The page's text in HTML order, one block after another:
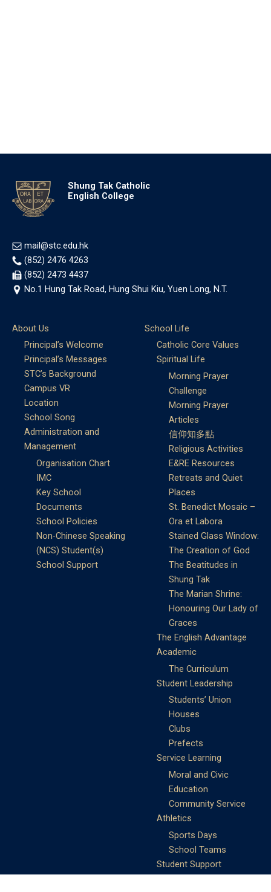
Shung Tak Catholic
English College
mail@stc.edu.hk
(852) 2476 4263
(852) 2473 4437
No.1 Hung Tak Road, Hung Shui Kiu, Yuen Long, N.T.
About Us
Principal’s Welcome
Principal’s Messages
STC’s Background
Campus VR
Location
School Song
Administration and
Management
Organisation Chart
IMC
Key School
Documents
School Policies
Non-Chinese Speaking
(NCS) Student(s)
School Support
School Life
Catholic Core Values
Spiritual Life
Morning Prayer
Challenge
Morning Prayer
Articles
信仰知多點
Religious Activities
E&RE Resources
Retreats and Quiet
Places
St. Benedict Mosaic –
Ora et Labora
Stained Glass Window:
The Creation of God
The Beatitudes in
Shung Tak
The Marian Shrine:
Honouring Our Lady of
Graces
The English Advantage
Academic
The Curriculum
Student Leadership
Students’ Union
Houses
Clubs
Prefects
Service Learning
Moral and Civic
Education
Community Service
Athletics
Sports Days
School Teams
Student Support